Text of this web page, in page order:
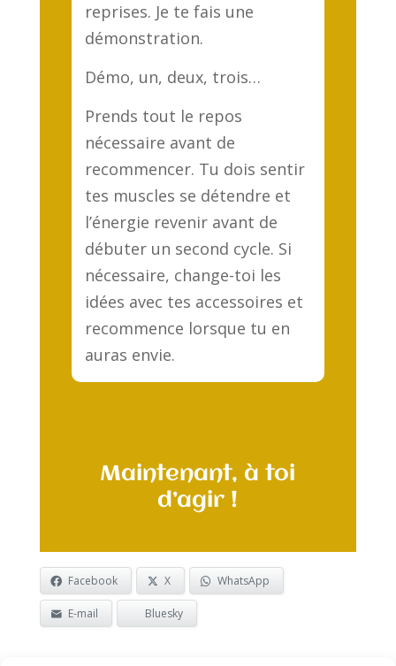
reprises. Je te fais une
démonstration.
Démo, un, deux, trois…
Prends tout le repos
nécessaire avant de
recommencer. Tu dois sentir
tes muscles se détendre et
l’énergie revenir avant de
débuter un second cycle. Si
nécessaire, change-toi les
idées avec tes accessoires et
recommence lorsque tu en
auras envie.
Maintenant, à toi
d’agir !
Facebook X WhatsApp
E-mail Bluesky